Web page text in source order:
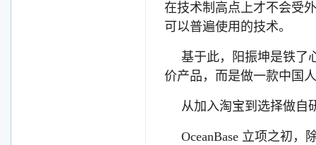
在技术制高点上才不会受
可以普遍使用的技术。
基于此，阳振坤是铁了
价产品，而是做一款中国
从加入淘宝到选择做自
OceanBase 立项之初